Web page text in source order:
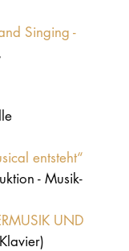
Singing -
entsteht“
- Musik-
UND